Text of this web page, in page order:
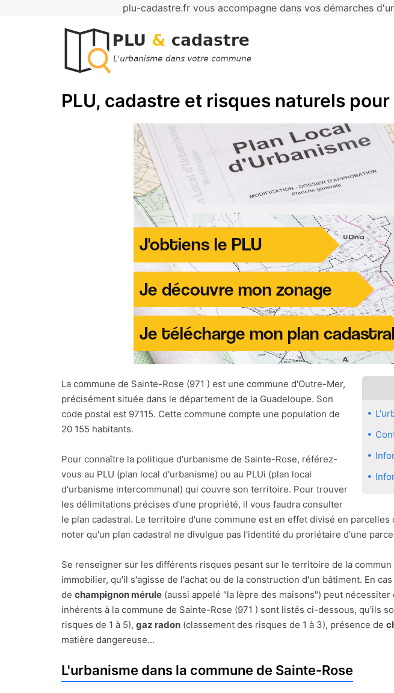
plu-cadastre.fr vous accompagne dans vos démarches
PLU, cadastre et risques naturels
La commune de Sainte-Rose (971 ) est une commune d'Outre-Mer,
précisément située dans le département de la Guadeloupe. Son
code postal est 97115. Cette commune compte une population de
20 155 habitants.
Pour connaître la politique d'urbanisme de Sainte-Rose, référez-
vous au PLU (plan local d'urbanisme) ou au PLUi (plan local
d'urbanisme intercommunal) qui couvre son territoire. Pour trouver
les délimitations précises d'une propriété, il vous faudra consulter
le plan cadastral. Le territoire d'une commune est en effet divisé en
noter qu'un plan cadastral ne divulgue pas l'identité du proriétaire d'une
Se renseigner sur les différents risques pesant sur le territoire de la
immobilier, qu'il s'agisse de l'achat ou de la construction d'un bâtiment. En
de champignon mérule (aussi appelé "la lèpre des maisons") peut
inhérents à la commune de Sainte-Rose (971 ) sont listés ci-dessous, qu'ils
risques de 1 à 5), gaz radon (classement des risques de 1 à 3), présence de
matière dangereuse...
L'urbanisme dans la commune de Sainte-Rose